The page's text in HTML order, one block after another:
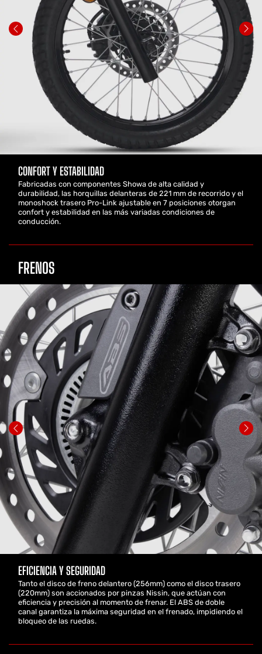
CONFORT Y ESTABILIDAD
Fabricadas con componentes Showa de alta calidad y
durabilidad, las horquillas delanteras de 221 mm de recorrido y el
monoshock trasero Pro-Link ajustable en 7 posiciones otorgan
confort y estabilidad en las más variadas condiciones de
conducción.
FRENOS
EFICIENCIA Y SEGURIDAD
Tanto el disco de freno delantero (256mm) como el disco trasero
(220mm) son accionados por pinzas Nissin, que actúan con
eficiencia y precisión al momento de frenar. El ABS de doble
canal garantiza la máxima seguridad en el frenado, impidiendo el
bloqueo de las ruedas.